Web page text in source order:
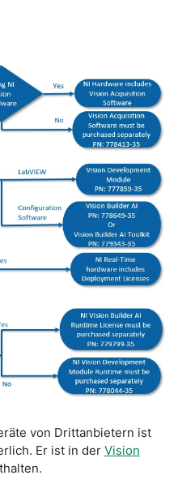
von Drittanbietern ist
Er ist in der Vision